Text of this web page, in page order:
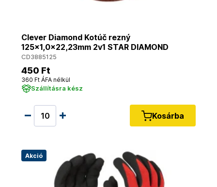
Clever Diamond Kotúč rezný
125x1,0x22,23mm 2v1 STAR DIAMOND
CD3885125
450 Ft
360 Ft ÁFA nélkül
Szállításra kész
Kosárba
Akció